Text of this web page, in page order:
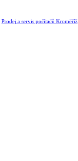
Prodej a servis počítačů Kroměříž